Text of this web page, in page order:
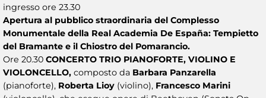
ingresso ore 23.30
Apertura al pubblico straordinaria del Complesso
Monumentale della Real Academia De España: Tempietto
del Bramante e il Chiostro del Pomarancio.
Ore 20.30 CONCERTO TRIO PIANOFORTE, VIOLINO E
VIOLONCELLO, composto da Barbara Panzarella
(pianoforte), Roberta Lioy (violino), Francesco Marini